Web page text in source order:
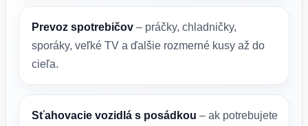
Prevoz spotrebičov – práčky, chladničky,
sporáky, veľké TV a ďalšie rozmerné kusy až do
cieľa.
Sťahovacie vozidlá s posádkou – ak potrebujete